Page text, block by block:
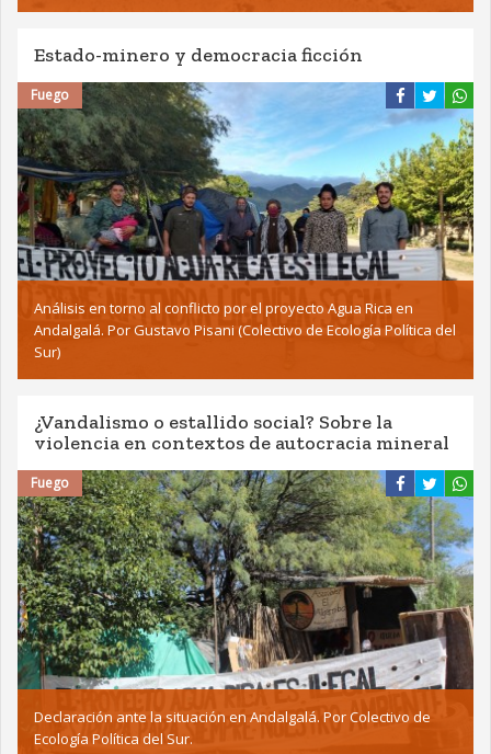
Estado-minero y democracia ficción
Fuego
Análisis en torno al conflicto por el proyecto Agua Rica en
Andalgalá. Por Gustavo Pisani (Colectivo de Ecología Política del
Sur)
¿Vandalismo o estallido social? Sobre la
violencia en contextos de autocracia mineral
Fuego
Declaración ante la situación en Andalgalá. Por Colectivo de
Ecología Política del Sur.